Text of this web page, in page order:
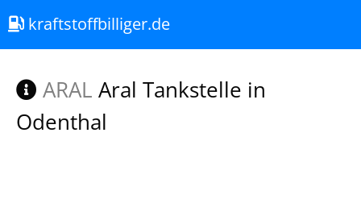
kraftstoffbilliger.de
ARAL Aral Tankstelle in
Odenthal